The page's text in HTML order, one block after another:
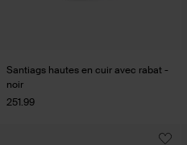
Santiags hautes en cuir avec rabat -
noir
251.99